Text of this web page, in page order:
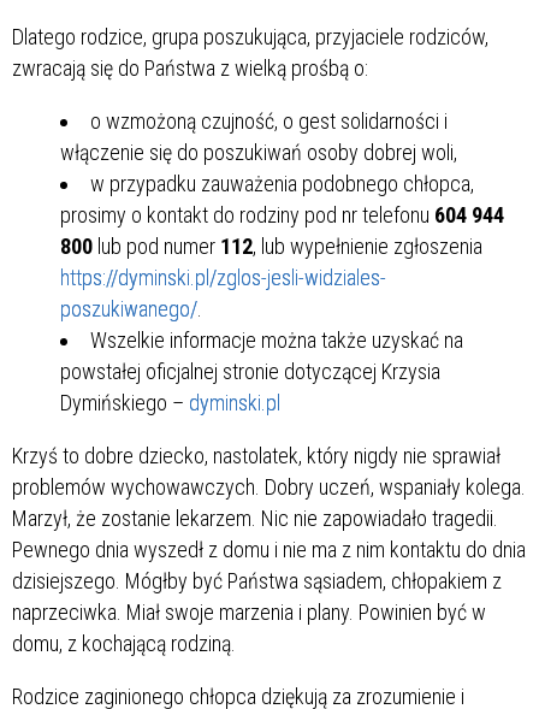
Dlatego rodzice, grupa poszukująca, przyjaciele rodziców,
zwracają się do Państwa z wielką prośbą o:
o wzmożoną czujność, o gest solidarności i
włączenie się do poszukiwań osoby dobrej woli,
w przypadku zauważenia podobnego chłopca,
prosimy o kontakt do rodziny pod nr telefonu 604 944
800 lub pod numer 112, lub wypełnienie zgłoszenia
https://dyminski.pl/zglos-jesli-widziales-
poszukiwanego/
Wszelkie informacje można także uzyskać na
powstałej oficjalnej stronie dotyczącej Krzysia
Dymińskiego – dyminski.pl
Krzyś to dobre dziecko, nastolatek, który nigdy nie sprawiał
problemów wychowawczych. Dobry uczeń, wspaniały kolega.
Marzył, że zostanie lekarzem. Nic nie zapowiadało tragedii.
Pewnego dnia wyszedł z domu i nie ma z nim kontaktu do dnia
dzisiejszego. Mógłby być Państwa sąsiadem, chłopakiem z
naprzeciwka. Miał swoje marzenia i plany. Powinien być w
domu, z kochającą rodziną.
Rodzice zaginionego chłopca dziękują za zrozumienie i